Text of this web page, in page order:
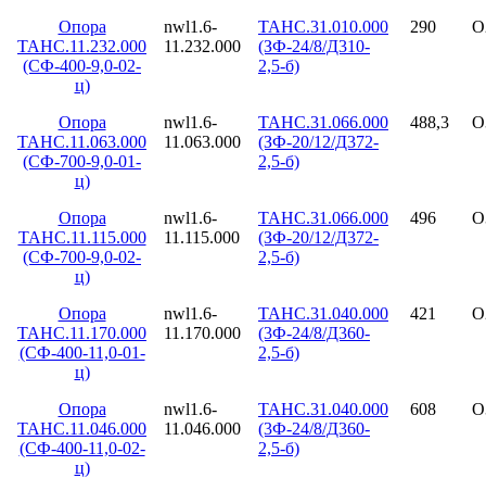
Опора
ТАНС.11.232.000
(СФ-400-9,0-02-
ц)
nwl1.6-
11.232.000
ТАНС.31.010.000
(ЗФ-24/8/Д310-
2,5-б)
290
Опора
ТАНС.11.063.000
(СФ-700-9,0-01-
ц)
nwl1.6-
11.063.000
ТАНС.31.066.000
(ЗФ-20/12/Д372-
2,5-б)
488,3
Опора
ТАНС.11.115.000
(СФ-700-9,0-02-
ц)
nwl1.6-
11.115.000
ТАНС.31.066.000
(ЗФ-20/12/Д372-
2,5-б)
496
Опора
ТАНС.11.170.000
(СФ-400-11,0-01-
ц)
nwl1.6-
11.170.000
ТАНС.31.040.000
(3Ф-24/8/Д360-
2,5-б)
421
Опора
ТАНС.11.046.000
(СФ-400-11,0-02-
ц)
nwl1.6-
11.046.000
ТАНС.31.040.000
(3Ф-24/8/Д360-
2,5-б)
608